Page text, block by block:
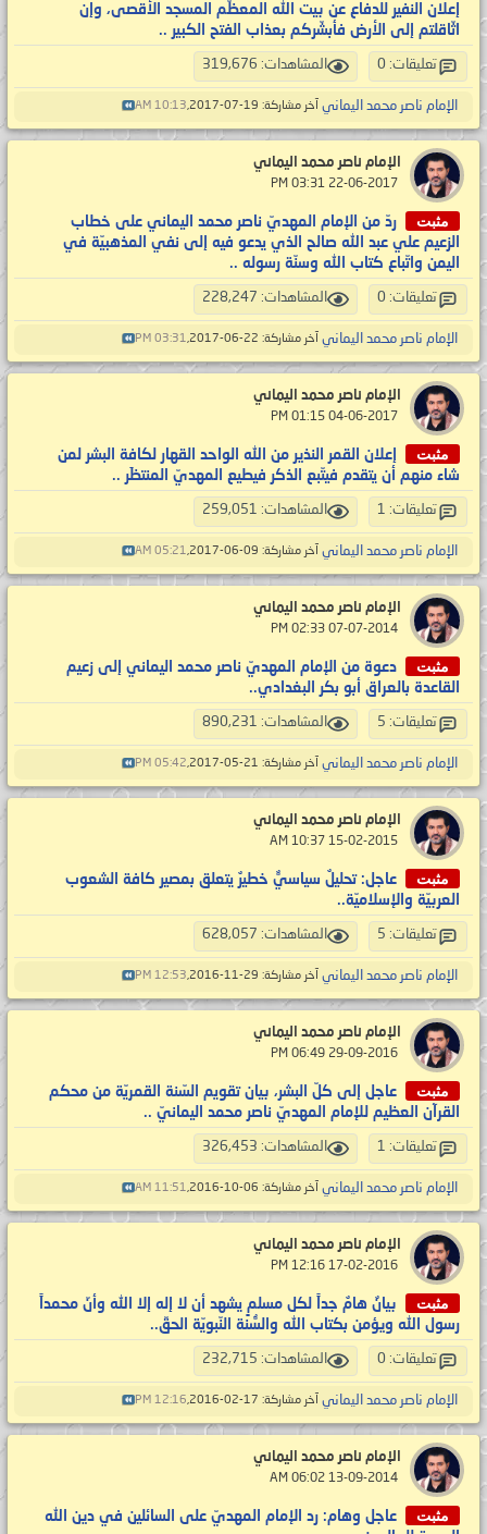
إعلان النفير للدفاع عن بيت الله المعظّم المسجد الأقصى، وإن
اثّاقلتم إلى الأرض فأبشّركم بعذاب الفتح الكبير ..
تعليقات: 0 المشاهدات: 319,676
الإمام ناصر محمد اليماني آخر مشاركة: 19-07-2017, 10:13 AM
الإمام ناصر محمد اليماني
مثبت
ردّ من الإمام المهديّ ناصر محمد اليماني على خطاب
الزعيم علي عبد الله صالح الذي يدعو فيه إلى نفي المذهبيّة في
اليمن واتّباع كتاب الله وسنّة رسوله ..
تعليقات: 0 المشاهدات: 228,247
الإمام ناصر محمد اليماني آخر مشاركة: 22-06-2017, 03:31 PM
الإمام ناصر محمد اليماني
مثبت
إعلان القمر النذير من الله الواحد القهار لكافة البشر لمن
شاء منهم أن يتقدم فيتّبع الذكر فيطيع المهديّ المنتظَر ..
تعليقات: 1 المشاهدات: 259,051
الإمام ناصر محمد اليماني آخر مشاركة: 09-06-2017, 05:21 AM
الإمام ناصر محمد اليماني
مثبت
دعوة من الإمام المهديّ ناصر محمد اليماني إلى زعيم
القاعدة بالعراق أبو بكر البغدادي..
تعليقات: 5 المشاهدات: 890,231
الإمام ناصر محمد اليماني آخر مشاركة: 21-05-2017, 05:42 PM
الإمام ناصر محمد اليماني
مثبت
عاجل: تحليلٌ سياسيٌّ خطيرٌ يتعلق بمصير كافة الشعوب
العربيّة والإسلاميّة..
تعليقات: 5 المشاهدات: 628,057
الإمام ناصر محمد اليماني آخر مشاركة: 29-11-2016, 12:53 PM
الإمام ناصر محمد اليماني
مثبت
عاجل إلى كلّ البشر، بيان تقويم السّنة القمريّة من محكم
القرآن العظيم للإمام المهديّ ناصر محمد اليمانيّ ..
تعليقات: 1 المشاهدات: 326,453
الإمام ناصر محمد اليماني آخر مشاركة: 06-10-2016, 11:51 AM
الإمام ناصر محمد اليماني
مثبت
بيانٌ هامٌ جداً لكل مسلمٍ يشهد أن لا إله إلا الله وأنّ محمداً
رسول الله ويؤمن بكتاب الله والسُّنة النّبويّة الحقّ..
تعليقات: 0 المشاهدات: 232,715
الإمام ناصر محمد اليماني آخر مشاركة: 17-02-2016, 12:16 PM
الإمام ناصر محمد اليماني
مثبت
عاجل وهام: رد الإمام المهديّ على السائلين في دين الله